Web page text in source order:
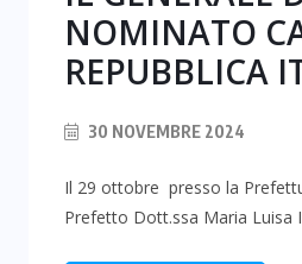
NOMINATO
REPUBBLICA
30 NOVEMBRE 2024
Il 29 ottobre presso la
Prefetto Dott.ssa Maria Luisa